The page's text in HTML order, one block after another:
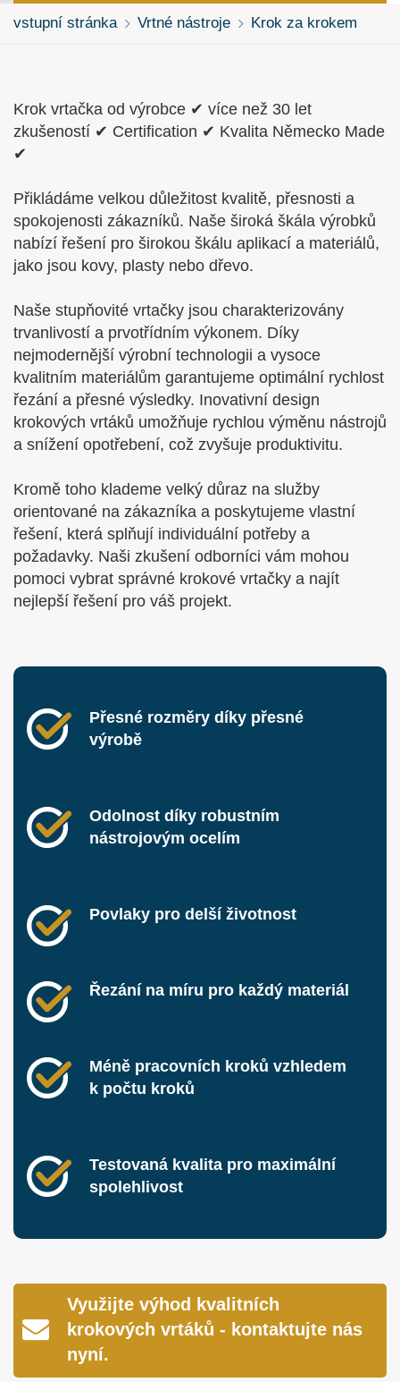
vstupní stránka Vrtné nástroje Krok za krokem
Krok vrtačka od výrobce ✔ více než 30 let
zkušeností ✔ Certification ✔ Kvalita Německo Made
✔
Přikládáme velkou důležitost kvalitě, přesnosti a
spokojenosti zákazníků. Naše široká škála výrobků
nabízí řešení pro širokou škálu aplikací a materiálů,
jako jsou kovy, plasty nebo dřevo.
Naše stupňovité vrtačky jsou charakterizovány
trvanlivostí a prvotřídním výkonem. Díky
nejmodernější výrobní technologii a vysoce
kvalitním materiálům garantujeme optimální rychlost
řezání a přesné výsledky. Inovativní design
krokových vrtáků umožňuje rychlou výměnu nástrojů
a snížení opotřebení, což zvyšuje produktivitu.
Kromě toho klademe velký důraz na služby
orientované na zákazníka a poskytujeme vlastní
řešení, která splňují individuální potřeby a
požadavky. Naši zkušení odborníci vám mohou
pomoci vybrat správné krokové vrtačky a najít
nejlepší řešení pro váš projekt.
Přesné rozměry díky přesné
výrobě
Odolnost díky robustním
nástrojovým ocelím
Povlaky pro delší životnost
Řezání na míru pro každý materiál
Méně pracovních kroků vzhledem
k počtu kroků
Testovaná kvalita pro maximální
spolehlivost
Využijte výhod kvalitních
krokových vrtáků - kontaktujte nás
nyní.